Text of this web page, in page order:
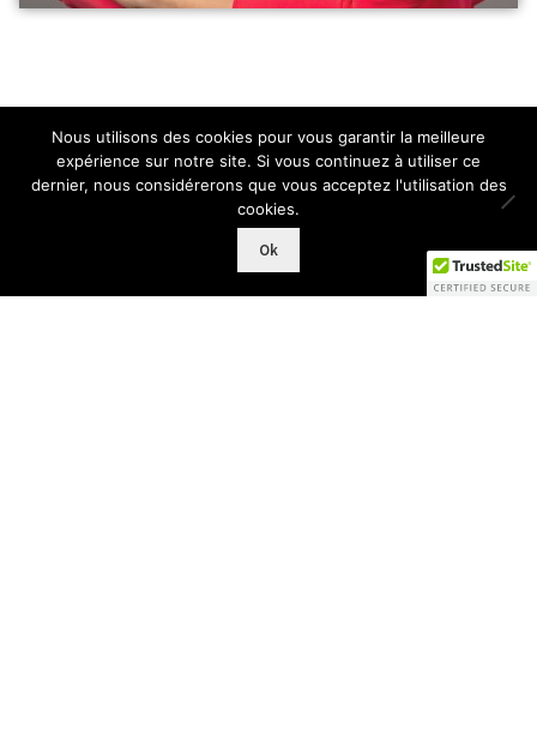
Nous utilisons des cookies pour vous garantir la meilleure
expérience sur notre site. Si vous continuez à utiliser ce
dernier, nous considérerons que vous acceptez l'utilisation des
cookies.
Ok